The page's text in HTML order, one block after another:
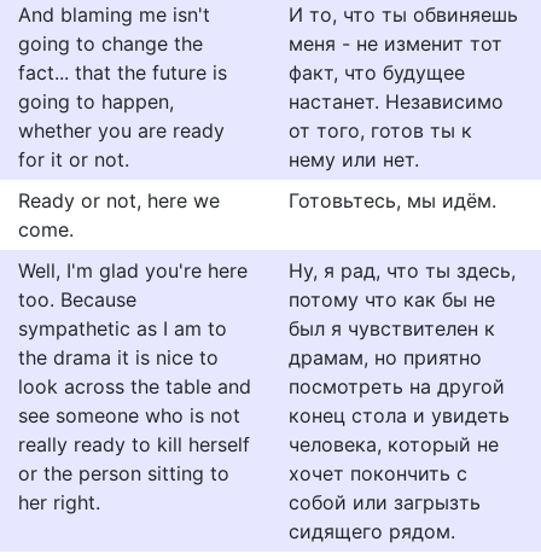
And blaming me isn't
going to change the
fact... that the future is
going to happen,
whether you are ready
for it or not.
И то, что ты обвиняешь
меня - не изменит тот
факт, что будущее
настанет. Независимо
от того, готов ты к
нему или нет.
Ready or not, here we
come.
Готовьтесь, мы идём.
Well, I'm glad you're here
too. Because
sympathetic as I am to
the drama it is nice to
look across the table and
see someone who is not
really ready to kill herself
or the person sitting to
her right.
Ну, я рад, что ты здесь,
потому что как бы не
был я чувствителен к
драмам, но приятно
посмотреть на другой
конец стола и увидеть
человека, который не
хочет покончить с
собой или загрызть
сидящего рядом.